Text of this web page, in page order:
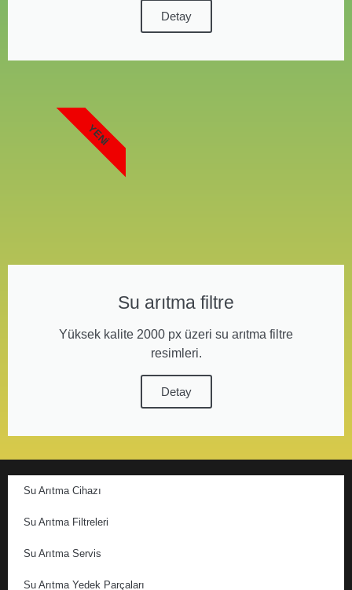
Detay
Su arıtma filtre
Yüksek kalite 2000 px üzeri su arıtma filtre
resimleri.
Detay
YENI
Su Arıtma Cihazı
Su Arıtma Filtreleri
Su Arıtma Servis
Su Arıtma Yedek Parçaları